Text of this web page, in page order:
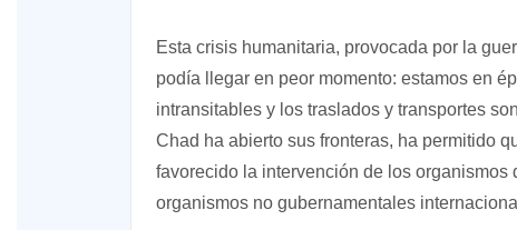
Esta crisis humanitaria, provocada por la
podía llegar en peor momento: estamos en
intransitables y los traslados y transportes
Chad ha abierto sus fronteras, ha permitido
favorecido la intervención de los
organismos no gubernamentales